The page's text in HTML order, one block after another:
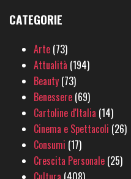
CATEGORIE
Arte (73)
Attualità (194)
Beauty (73)
Benessere (69)
Cartoline d'Italia (14)
Cinema e Spettacoli (26)
Consumi (17)
Crescita Personale (25)